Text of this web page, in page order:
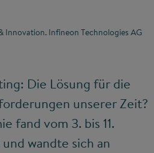
Innovation. Infineon Technologies AG
Die Lösung für die
unserer Zeit?
fand vom 3. bis 11.
wandte sich an